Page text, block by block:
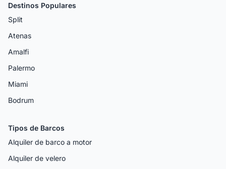
Destinos Populares
Split
Atenas
Amalfi
Palermo
Miami
Bodrum
Tipos de Barcos
Alquiler de barco a motor
Alquiler de velero